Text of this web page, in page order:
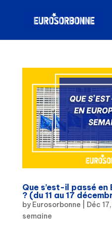
Que s’est-il passé
? (du 11 au 17
by Eurosorbonne Déc
semaine